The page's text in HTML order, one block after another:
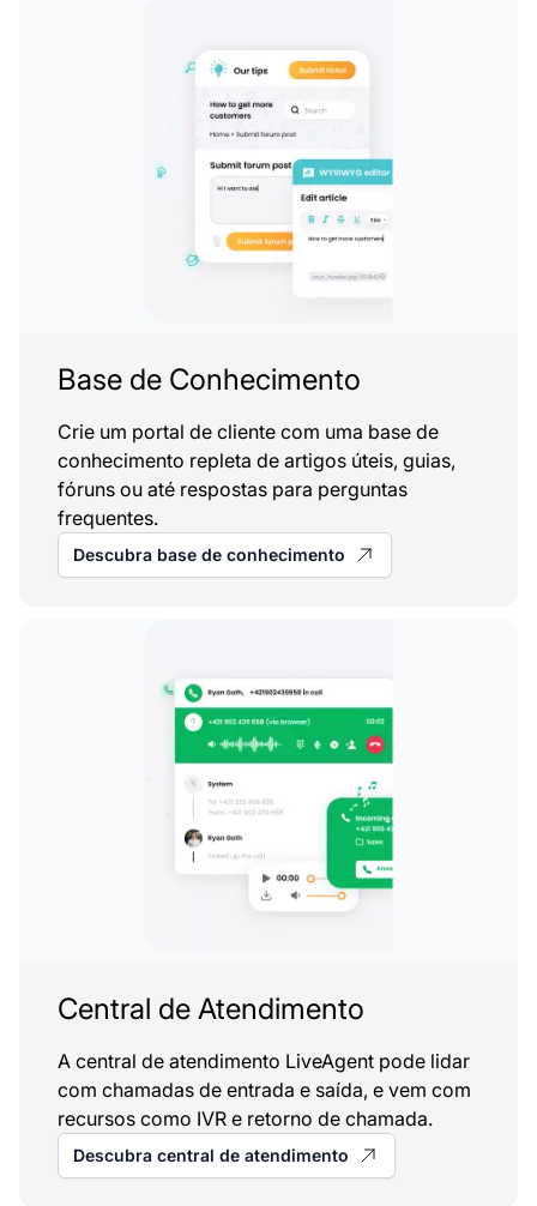
Base de Conhecimento
Crie um portal de cliente com uma base de
conhecimento repleta de artigos úteis, guias,
fóruns ou até respostas para perguntas
frequentes.
Descubra base de conhecimento
Central de Atendimento
A central de atendimento LiveAgent pode lidar
com chamadas de entrada e saída, e vem com
recursos como IVR e retorno de chamada.
Descubra central de atendimento